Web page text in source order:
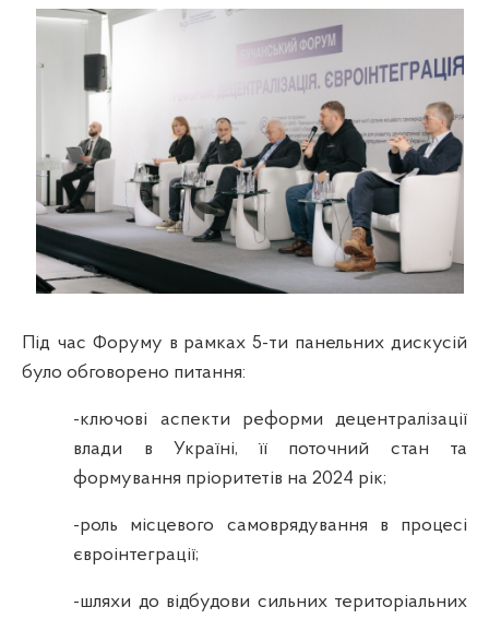
Під час Форуму в рамках 5-ти панельних дискусій
було обговорено питання:
-ключові аспекти реформи децентралізації
влади в Україні, її поточний стан та
формування пріоритетів на 2024 рік;
-роль місцевого самоврядування в процесі
євроінтеграції;
-шляхи до відбудови сильних територіальних